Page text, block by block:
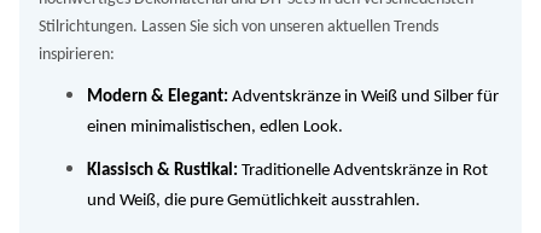
Stilrichtungen. Lassen Sie sich von unseren aktuellen Trends
inspirieren:
Modern & Elegant: Adventskränze in Weiß und Silber für
einen minimalistischen, edlen Look.
Klassisch & Rustikal: Traditionelle Adventskränze in Rot
und Weiß, die pure Gemütlichkeit ausstrahlen.